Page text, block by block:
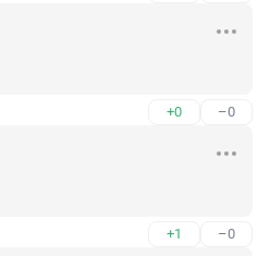
+0 –0
+1 –0